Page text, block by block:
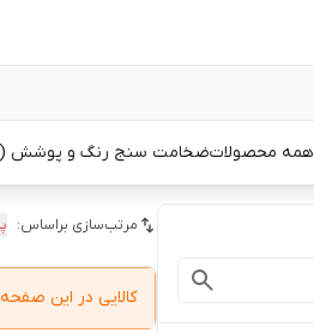
همه محصولاتضخامت سنج رنگ و پوشش (
مرتب‌سازی براساس:
کالایی در این